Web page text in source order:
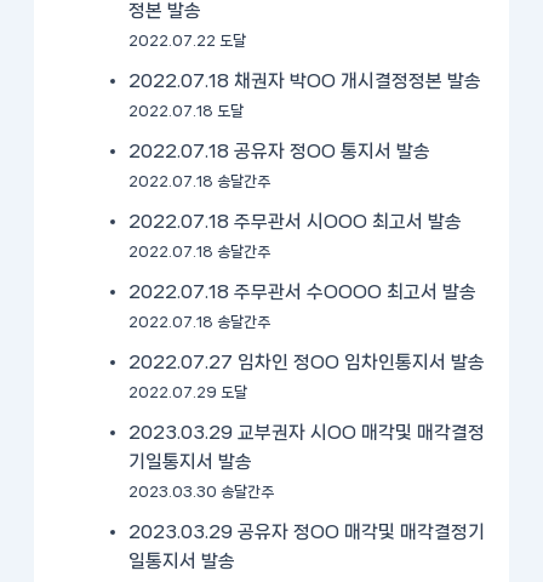
정본 발송
2022.07.22 도달
2022.07.18 채권자 박OO 개시결정정본 발송
2022.07.18 도달
2022.07.18 공유자 정OO 통지서 발송
2022.07.18 송달간주
2022.07.18 주무관서 시OOO 최고서 발송
2022.07.18 송달간주
2022.07.18 주무관서 수OOOO 최고서 발송
2022.07.18 송달간주
2022.07.27 임차인 정OO 임차인통지서 발송
2022.07.29 도달
2023.03.29 교부권자 시OO 매각및 매각결정
기일통지서 발송
2023.03.30 송달간주
2023.03.29 공유자 정OO 매각및 매각결정기
일통지서 발송